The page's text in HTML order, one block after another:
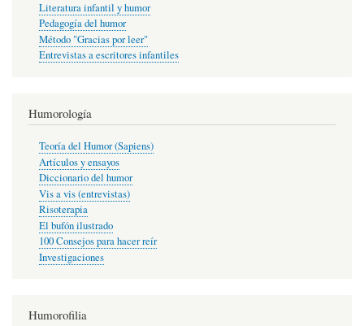
Literatura infantil y humor
Pedagogía del humor
Método "Gracias por leer"
Entrevistas a escritores infantiles
Humorología
Teoría del Humor (Sapiens)
Artículos y ensayos
Diccionario del humor
Vis a vis (entrevistas)
Risoterapia
El bufón ilustrado
100 Consejos para hacer reír
Investigaciones
Humorofilia